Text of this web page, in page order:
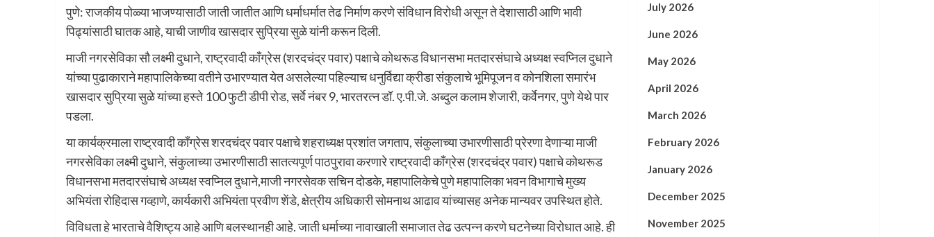
पुणे: राजकीय पोळ्या भाजण्यासाठी जाती जातीत आणि धर्माधर्मात तेढ निर्माण करणे संविधान विरोधी असून ते देशासाठी आणि भावी
पिढ्यांसाठी घातक आहे, याची जाणीव खासदार सुप्रिया सुळे यांनी करून दिली.
माजी नगरसेविका सौ लक्ष्मी दुधाने, राष्ट्रवादी काँग्रेस (शरदचंद्र पवार) पक्षाचे कोथरूड विधानसभा मतदारसंघाचे अध्यक्ष स्वप्निल दुधाने
यांच्या पुढाकाराने महापालिकेच्या वतीने उभारण्यात येत असलेल्या पहिल्याच धनुर्विद्या क्रीडा संकुलाचे भूमिपूजन व कोनशिला समारंभ
खासदार सुप्रिया सुळे यांच्या हस्ते 100 फुटी डीपी रोड, सर्वे नंबर 9, भारतरत्न डॉ. ए.पी.जे. अब्दुल कलाम शेजारी, कर्वेनगर, पुणे येथे पार
पडला.
या कार्यक्रमाला राष्ट्रवादी काँग्रेस शरदचंद्र पवार पक्षाचे शहराध्यक्ष प्रशांत जगताप, संकुलाच्या उभारणीसाठी प्रेरणा देणाऱ्या माजी
नगरसेविका लक्ष्मी दुधाने, संकुलाच्या उभारणीसाठी सातत्यपूर्ण पाठपुरावा करणारे राष्ट्रवादी काँग्रेस (शरदचंद्र पवार) पक्षाचे कोथरूड
विधानसभा मतदारसंघाचे अध्यक्ष स्वप्निल दुधाने,माजी नगरसेवक सचिन दोडके, महापालिकेचे पुणे महापालिका भवन विभागाचे मुख्य
अभियंता रोहिदास गव्हाणे, कार्यकारी अभियंता प्रवीण शेंडे, क्षेत्रीय अधिकारी सोमनाथ आढाव यांच्यासह अनेक मान्यवर उपस्थित होते.
विविधता हे भारताचे वैशिष्ट्य आहे आणि बलस्थानही आहे. जाती धर्माच्या नावाखाली समाजात तेढ उत्पन्न करणे घटनेच्या विरोधात आहे. ही
July 2026
June 2026
May 2026
April 2026
March 2026
February 2026
January 2026
December 2025
November 2025